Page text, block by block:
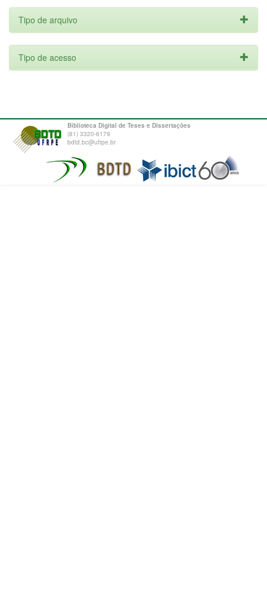
Tipo de arquivo
Tipo de acesso
Biblioteca Digital de Teses e Dissertações
(81) 3320-6179
bdtd.bc@ufrpe.br